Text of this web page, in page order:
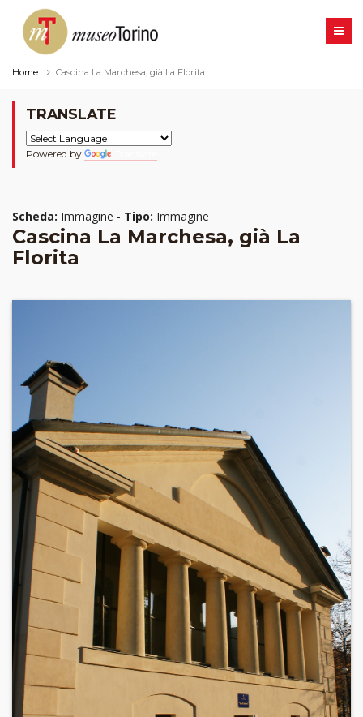
Home Cascina La Marchesa, già La Florita
TRANSLATE
Powered by
Scheda: Immagine - Tipo: Immagine
Cascina La Marchesa, già La
Florita